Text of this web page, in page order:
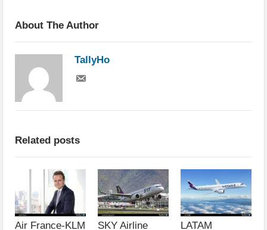
About The Author
TallyHo
Related posts
Air France-KLM SKY Airline LATAM